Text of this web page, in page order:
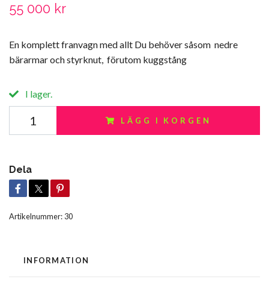
55 000 kr
En komplett franvagn med allt Du behöver såsom nedre
bärarmar och styrknut, förutom kuggstång
I lager.
LÄGG I KORGEN
Dela
Artikelnummer: 30
INFORMATION